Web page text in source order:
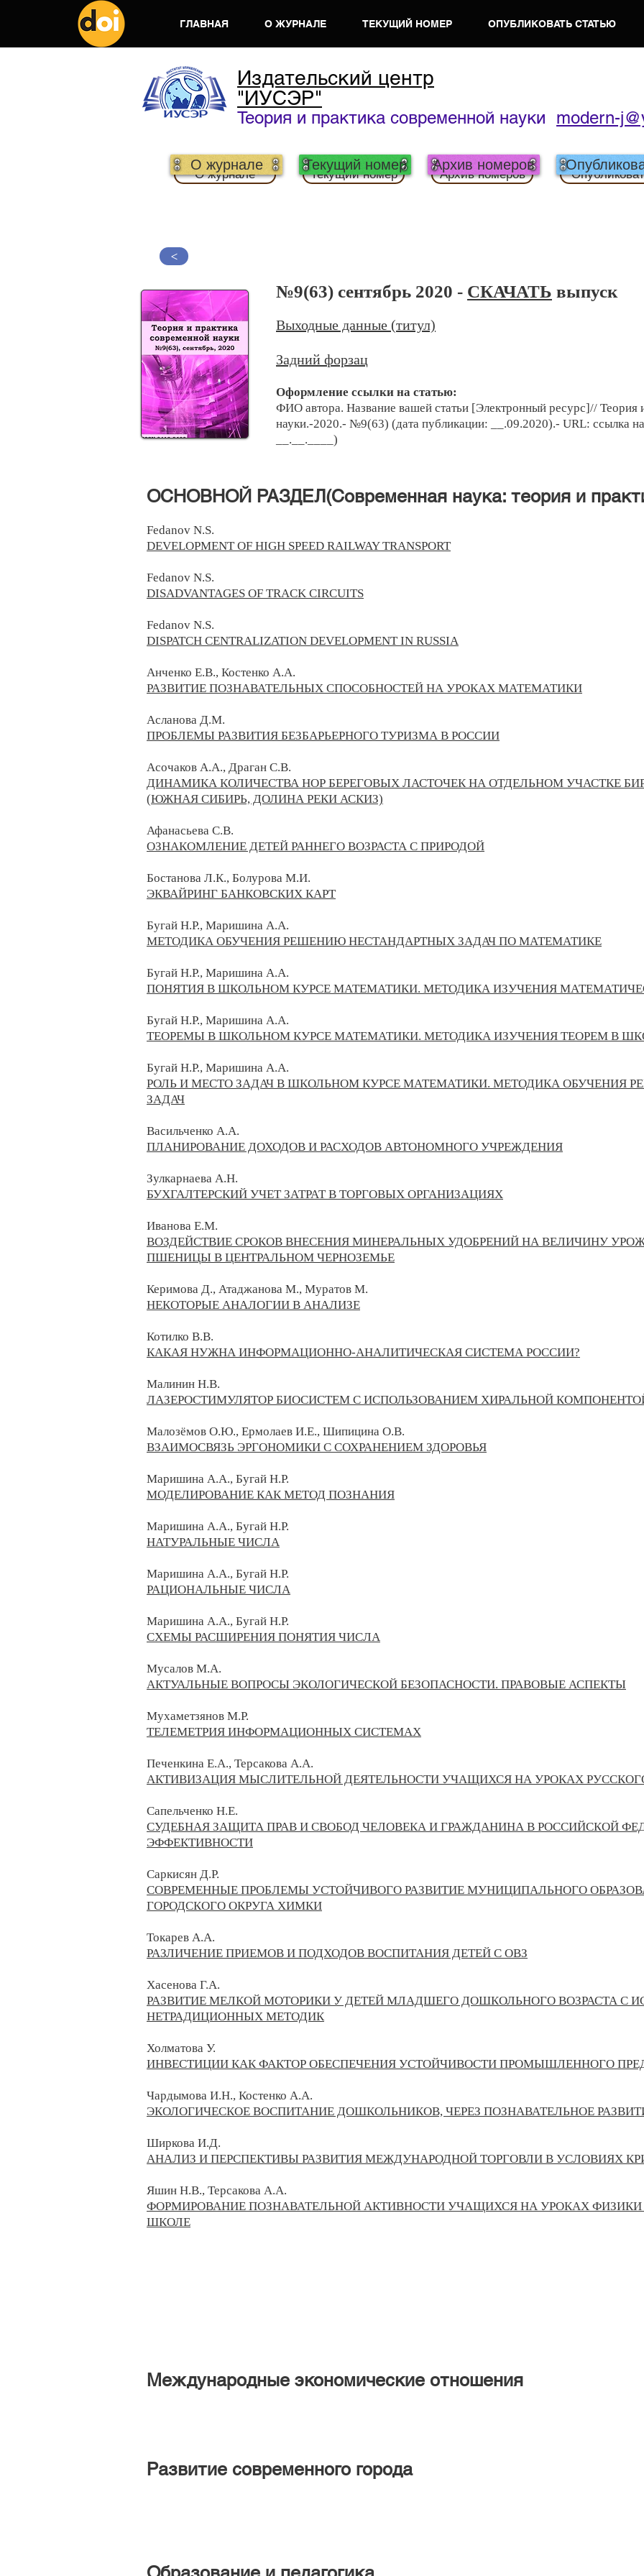
ГЛАВНАЯ О ЖУРНАЛЕ ТЕКУЩИЙ НОМЕР ОПУБЛИКОВАТЬ СТАТЬЮ
Издательский центр
"ИУСЭР"
Теория и практика современной науки modern-
О журнале Текущий номер Архив номеров
О журнале Текущий номер Архив номеров
>
№9(63) сентябрь 2020 - СКАЧАТЬ выпуск
Выходные данные (титул)
Задний форзац
Оформление ссылки на статью:
ФИО автора. Название вашей статьи [Электронный ресурс]// Теория
науки.-2020.- №9(63) (дата публикации: __.09.2020).- URL: ссылка
__.__.____)
​ОСНОВНОЙ РАЗДЕЛ(Современная наука: теория и
Fedanov N.S.
DEVELOPMENT OF HIGH SPEED RAILWAY TRANSPORT
Fedanov N.S.
DISADVANTAGES OF TRACK CIRCUITS
Fedanov N.S.
DISPATCH CENTRALIZATION DEVELOPMENT IN RUSSIA
Анченко Е.В., Костенко А.А.
РАЗВИТИЕ ПОЗНАВАТЕЛЬНЫХ СПОСОБНОСТЕЙ НА УРОКАХ МАТЕМАТИКИ
Асланова Д.М.
ПРОБЛЕМЫ РАЗВИТИЯ БЕЗБАРЬЕРНОГО ТУРИЗМА В РОССИИ
Асочаков А.А., Драган С.В.
ДИНАМИКА КОЛИЧЕСТВА НОР БЕРЕГОВЫХ ЛАСТОЧЕК НА ОТДЕЛЬНОМ УЧАСТКЕ
(ЮЖНАЯ СИБИРЬ, ДОЛИНА РЕКИ АСКИЗ)
Афанасьева С.В.
ОЗНАКОМЛЕНИЕ ДЕТЕЙ РАННЕГО ВОЗРАСТА С ПРИРОДОЙ
Бостанова Л.К., Болурова М.И.
ЭКВАЙРИНГ БАНКОВСКИХ КАРТ
Бугай Н.Р., Маришина А.А.
МЕТОДИКА ОБУЧЕНИЯ РЕШЕНИЮ НЕСТАНДАРТНЫХ ЗАДАЧ ПО МАТЕМАТИКЕ
Бугай Н.Р., Маришина А.А.
ПОНЯТИЯ В ШКОЛЬНОМ КУРСЕ МАТЕМАТИКИ. МЕТОДИКА ИЗУЧЕНИЯ
Бугай Н.Р., Маришина А.А.
ТЕОРЕМЫ В ШКОЛЬНОМ КУРСЕ МАТЕМАТИКИ. МЕТОДИКА ИЗУЧЕНИЯ ТЕОРЕМ В
Бугай Н.Р., Маришина А.А.
РОЛЬ И МЕСТО ЗАДАЧ В ШКОЛЬНОМ КУРСЕ МАТЕМАТИКИ. МЕТОДИКА ОБУЧЕНИЯ
ЗАДАЧ
Васильченко А.А.
ПЛАНИРОВАНИЕ ДОХОДОВ И РАСХОДОВ АВТОНОМНОГО УЧРЕЖДЕНИЯ
Зулкарнаева А.Н.
БУХГАЛТЕРСКИЙ УЧЕТ ЗАТРАТ В ТОРГОВЫХ ОРГАНИЗАЦИЯХ
Иванова Е.М.
ВОЗДЕЙСТВИЕ СРОКОВ ВНЕСЕНИЯ МИНЕРАЛЬНЫХ УДОБРЕНИЙ НА ВЕЛИЧИНУ
ПШЕНИЦЫ В ЦЕНТРАЛЬНОМ ЧЕРНОЗЕМЬЕ
Керимова Д., Атаджанова М., Муратов М.
НЕКОТОРЫЕ АНАЛОГИИ В АНАЛИЗЕ
Котилко В.В.
КАКАЯ НУЖНА ИНФОРМАЦИОННО-АНАЛИТИЧЕСКАЯ СИСТЕМА РОССИИ?
Малинин Н.В.
ЛАЗЕРОСТИМУЛЯТОР БИОСИСТЕМ С ИСПОЛЬЗОВАНИЕМ ХИРАЛЬНОЙ
Малозёмов О.Ю., Ермолаев И.Е., Шипицина О.В.
ВЗАИМОСВЯЗЬ ЭРГОНОМИКИ С СОХРАНЕНИЕМ ЗДОРОВЬЯ
Маришина А.А., Бугай Н.Р.
МОДЕЛИРОВАНИЕ КАК МЕТОД ПОЗНАНИЯ
Маришина А.А., Бугай Н.Р.
НАТУРАЛЬНЫЕ ЧИСЛА
Маришина А.А., Бугай Н.Р.
РАЦИОНАЛЬНЫЕ ЧИСЛА
Маришина А.А., Бугай Н.Р.
СХЕМЫ РАСШИРЕНИЯ ПОНЯТИЯ ЧИСЛА
Мусалов М.А.
АКТУАЛЬНЫЕ ВОПРОСЫ ЭКОЛОГИЧЕСКОЙ БЕЗОПАСНОСТИ. ПРАВОВЫЕ АСПЕКТЫ
Мухаметзянов М.Р.
ТЕЛЕМЕТРИЯ ИНФОРМАЦИОННЫХ СИСТЕМАХ
Печенкина Е.А., Терсакова А.А.
АКТИВИЗАЦИЯ МЫСЛИТЕЛЬНОЙ ДЕЯТЕЛЬНОСТИ УЧАЩИХСЯ НА УРОКАХ
Сапельченко Н.Е.
СУДЕБНАЯ ЗАЩИТА ПРАВ И СВОБОД ЧЕЛОВЕКА И ГРАЖДАНИНА В РОССИЙСКОЙ
ЭФФЕКТИВНОСТИ
Саркисян Д.Р.
СОВРЕМЕННЫЕ ПРОБЛЕМЫ УСТОЙЧИВОГО РАЗВИТИЕ МУНИЦИПАЛЬНОГО
ГОРОДСКОГО ОКРУГА ХИМКИ
Токарев А.А.
РАЗЛИЧЕНИЕ ПРИЕМОВ И ПОДХОДОВ ВОСПИТАНИЯ ДЕТЕЙ С ОВЗ
Хасенова Г.А.
РАЗВИТИЕ МЕЛКОЙ МОТОРИКИ У ДЕТЕЙ МЛАДШЕГО ДОШКОЛЬНОГО ВОЗРАСТА С
НЕТРАДИЦИОННЫХ МЕТОДИК
Холматова У.
ИНВЕСТИЦИИ КАК ФАКТОР ОБЕСПЕЧЕНИЯ УСТОЙЧИВОСТИ ПРОМЫШЛЕННОГО
Чардымова И.Н., Костенко А.А.
ЭКОЛОГИЧЕСКОЕ ВОСПИТАНИЕ ДОШКОЛЬНИКОВ, ЧЕРЕЗ ПОЗНАВАТЕЛЬНОЕ
Ширкова И.Д.
АНАЛИЗ И ПЕРСПЕКТИВЫ РАЗВИТИЯ МЕЖДУНАРОДНОЙ ТОРГОВЛИ В УСЛОВИЯХ
Яшин Н.В., Терсакова А.А.
ФОРМИРОВАНИЕ ПОЗНАВАТЕЛЬНОЙ АКТИВНОСТИ УЧАЩИХСЯ НА УРОКАХ ФИЗИКИ
ШКОЛЕ
Международные экономические отношения
Развитие современного города